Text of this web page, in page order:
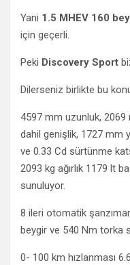
Yani 1.5 MHEV 160
için geçerli.
Peki Discovery Sport
Dilerseniz birlikte bu
4597 mm uzunluk, 2069
dahil genişlik, 1727 mm
ve 0.33 Cd sürtünme
2093 kg ağırlık 1179 lt
sunuluyor.
8 ileri otomatik
beygir ve 540 Nm torka
0- 100 km hızlanması